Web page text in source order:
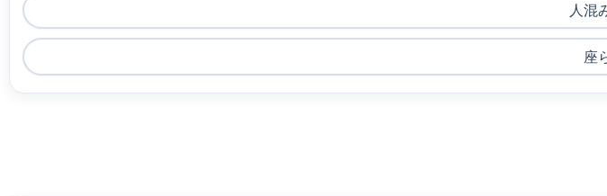
人混
座